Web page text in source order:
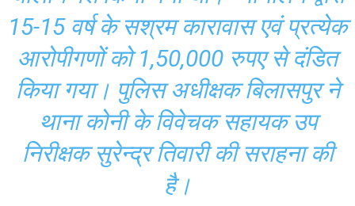
15-15 वर्ष के सश्रम कारावास एवं प्रत्येक
आरोपीगणों को 1,50,000 रुपए से दंडित
किया गया। पुलिस अधीक्षक बिलासपुर ने
थाना कोनी के विवेचक सहायक उप
निरीक्षक सुरेन्द्र तिवारी की सराहना की
है।